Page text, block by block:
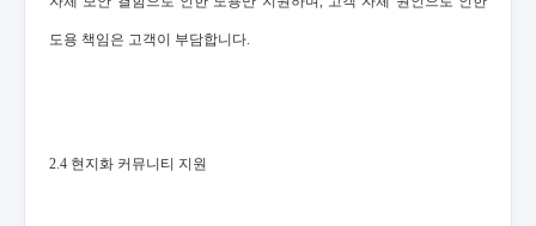
도용 책임은 고객이 부담합니다.
2.4 현지화 커뮤니티 지원